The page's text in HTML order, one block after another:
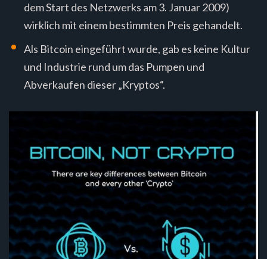
dem Start des Netzwerks am 3. Januar 2009)
wirklich mit einem bestimmten Preis gehandelt.
Als Bitcoin eingeführt wurde, gab es keine Kultur
und Industrie rund um das Pumpen und
Abverkaufen dieser „Kryptos“.